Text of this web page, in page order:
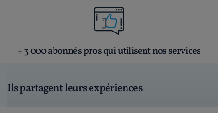
+ 3 000 abonnés pros qui utilisent nos services
Ils partagent leurs expériences